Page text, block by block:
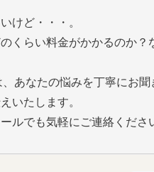
けど・・・。
くらい料金がかかるのか？
あなたの悩みを丁寧にお聞
いたします。
ルでも気軽にご連絡くださ